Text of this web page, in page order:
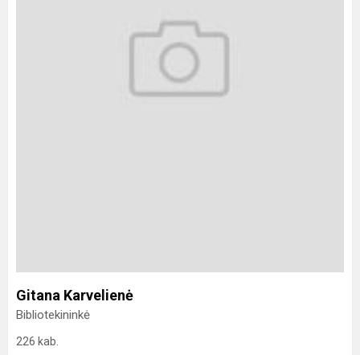
Gitana Karvelienė
Bibliotekininkė
226 kab.